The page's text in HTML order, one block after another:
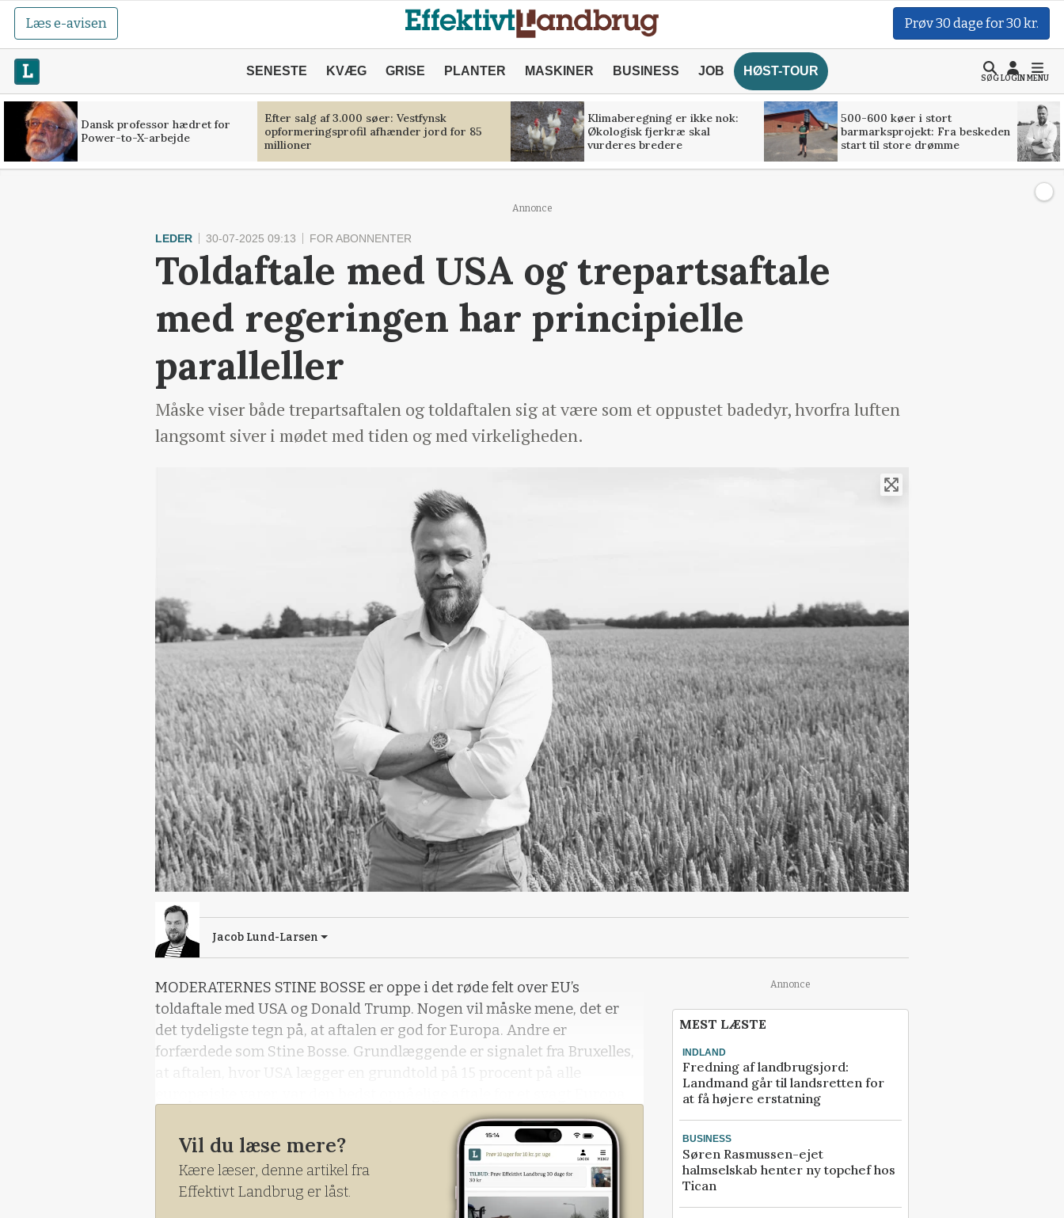
Læs e-avisen Prøv 30 dage for 30 kr.
SENESTE KVÆG GRISE PLANTER MASKINER BUSINESS JOB HØST-TOUR
SØGLOGINMENU
Dansk professor hædret for
Power-to-X-arbejde
Efter salg af 3.000 søer: Vestfynsk
opformeringsprofil afhænder jord for 85
millioner
Klimaberegning er ikke nok:
Økologisk fjerkræ skal
vurderes bredere
500-600 køer i stort
barmarksprojekt: Fra beskeden
start til store drømme
Annonce
LEDER 30-07-2025 09:13 FOR ABONNENTER
Toldaftale med USA og trepartsaftale
med regeringen har principielle
paralleller
Måske viser både trepartsaftalen og toldaftalen sig at være som et oppustet badedyr, hvorfra luften
langsomt siver i mødet med tiden og med virkeligheden.
Jacob Lund-Larsen
MODERATERNES STINE BOSSE er oppe i det røde felt over EU’s
toldaftale med USA og Donald Trump. Nogen vil måske mene, det er
det tydeligste tegn på, at aftalen er god for Europa. Andre er
forfærdede som Stine Bosse. Grundlæggende er signalet fra Bruxelles,
at aftalen, hvor USA lægger en grundtold på 15 procent på alle
Uagtet, at der intet gives den anden vej. Og uagtet, at EU forpligter sig
til at købe gas, olie og våben i USA
Vil du læse mere?
Kære læser, denne artikel fra
Effektivt Landbrug er låst.
Annonce
MEST LÆSTE
INDLAND
Fredning af landbrugsjord:
Landmand går til landsretten for
at få højere erstatning
BUSINESS
Søren Rasmussen-ejet
halmselskab henter ny topchef hos
Tican